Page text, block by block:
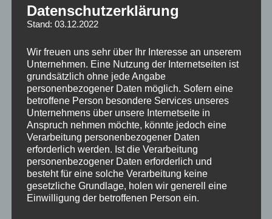
Gewicht 12 kg
Hersteller
Design SL01
Durchmesser 17
Breite 8.0
Lochkreis 5×112
Lochzahl 5
PCD 112 mm
Homologation ohne TÜV-Gutachten
Datenschutzerklärung
Stand: 03.12.2022
Wir freuen uns sehr über Ihr Interesse an unserem
Unternehmen. Eine Nutzung der Internetseiten ist
grundsätzlich ohne jede Angabe
personenbezogener Daten möglich. Sofern eine
betroffene Person besondere Services unseres
Unternehmens über unsere Internetseite in
Anspruch nehmen möchte, könnte jedoch eine
Verarbeitung personenbezogener Daten
erforderlich werden. Ist die Verarbeitung
personenbezogener Daten erforderlich und
besteht für eine solche Verarbeitung keine
gesetzliche Grundlage, holen wir generell eine
Einwilligung der betroffenen Person ein.